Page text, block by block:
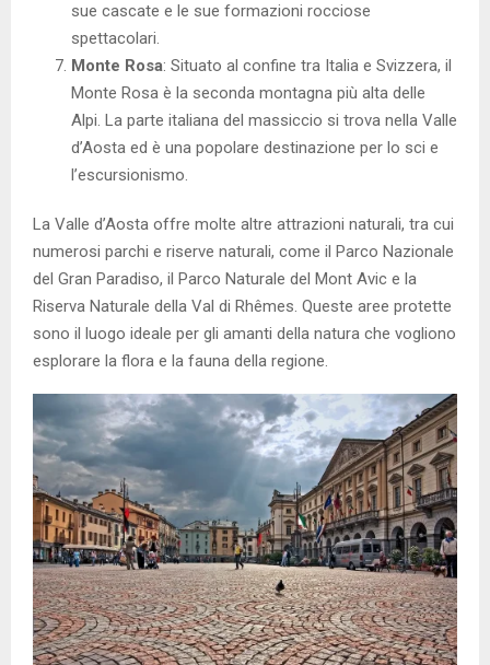
sue cascate e le sue formazioni rocciose
spettacolari.
Monte Rosa: Situato al confine tra Italia e Svizzera, il
Monte Rosa è la seconda montagna più alta delle
Alpi. La parte italiana del massiccio si trova nella Valle
d’Aosta ed è una popolare destinazione per lo sci e
l’escursionismo.
La Valle d’Aosta offre molte altre attrazioni naturali, tra cui
numerosi parchi e riserve naturali, come il Parco Nazionale
del Gran Paradiso, il Parco Naturale del Mont Avic e la
Riserva Naturale della Val di Rhêmes. Queste aree protette
sono il luogo ideale per gli amanti della natura che vogliono
esplorare la flora e la fauna della regione.